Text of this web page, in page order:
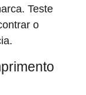
Teste
o